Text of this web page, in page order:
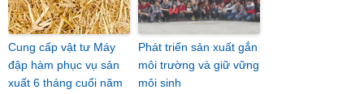
Cung cấp vật tư Máy
đập hàm phục vụ sản
xuất 6 tháng cuối năm
Phát triển sản xuất gắn
môi trường và giữ vững
môi sinh